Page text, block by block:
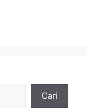
Cari